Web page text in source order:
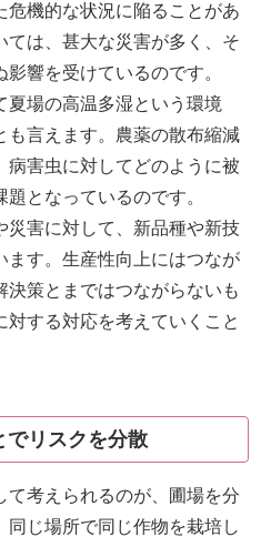
危機的な状況に陥ることがあ
ては、甚大な災害が多く、そ
響を受けているのです。
夏場の高温多湿という環境
も言えます。農薬の散布縮減
病害虫に対してどのように被
となっているのです。
災害に対して、新品種や新技
ます。生産性向上にはつなが
決策とまではつながらないも
する対応を考えていくこと
でリスクを分散
て考えられるのが、圃場を分
じ場所で同じ作物を栽培し